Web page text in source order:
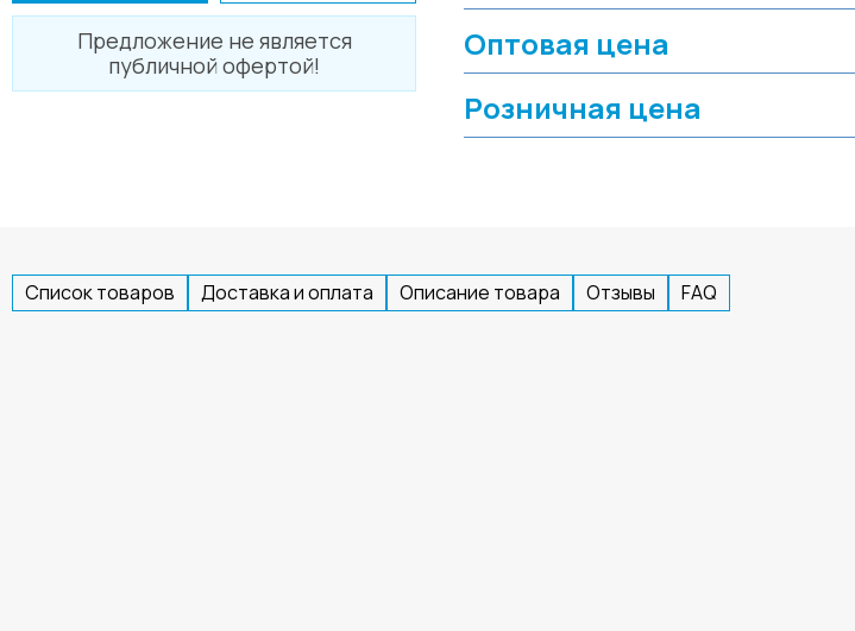
Предложение не является
публичной офертой!
Оптовая цена
Розничная цена
Список товаров Доставка и оплата Описание товара Отзывы FAQ